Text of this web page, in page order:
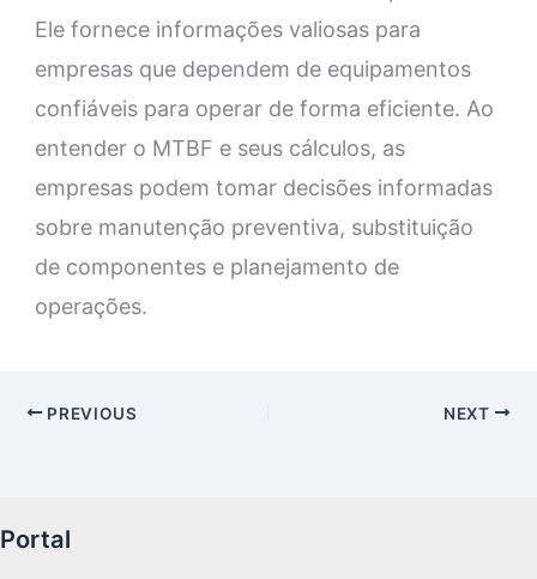
Ele fornece informações valiosas para
empresas que dependem de equipamentos
confiáveis para operar de forma eficiente. Ao
entender o MTBF e seus cálculos, as
empresas podem tomar decisões informadas
sobre manutenção preventiva, substituição
de componentes e planejamento de
operações.
PREVIOUS NEXT
Portal